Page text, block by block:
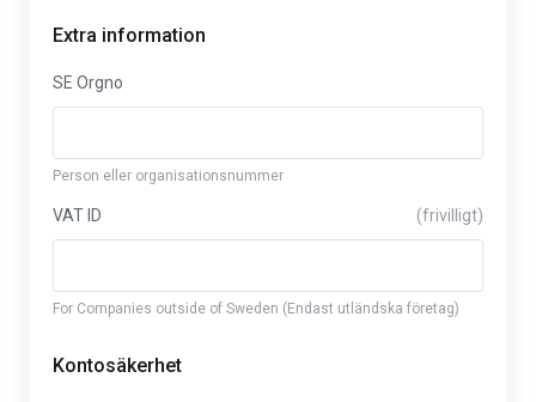
Extra information
SE Orgno
Person eller organisationsnummer
VAT ID (frivilligt)
For Companies outside of Sweden (Endast utländska företag)
Kontosäkerhet